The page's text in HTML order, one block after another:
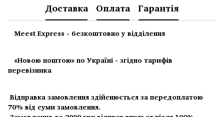
Доставка Оплата Гарантія
Meest Express - безкоштовно у відділення
«Новою поштою» по Україні - згідно тарифів
перевізника
Відправка замовлення здійснюється за передоплатою
70% від суми замовлення.